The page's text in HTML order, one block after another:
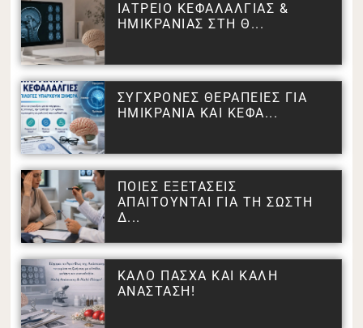
ΙΑΤΡΕΙΟ ΚΕΦΑΛΑΛΓΙΑΣ &
ΗΜΙΚΡΑΝΙΑΣ ΣΤΗ Θ...
ΣΥΓΧΡΟΝΕΣ ΘΕΡΑΠΕΙΕΣ ΓΙΑ
ΗΜΙΚΡΑΝΙΑ ΚΑΙ ΚΕΦΑ...
ΠΟΙΕΣ ΕΞΕΤΑΣΕΙΣ
ΑΠΑΙΤΟΥΝΤΑΙ ΓΙΑ ΤΗ ΣΩΣΤΗ
Δ...
ΚΑΛΟ ΠΑΣΧΑ ΚΑΙ ΚΑΛΗ
ΑΝΑΣΤΑΣΗ!